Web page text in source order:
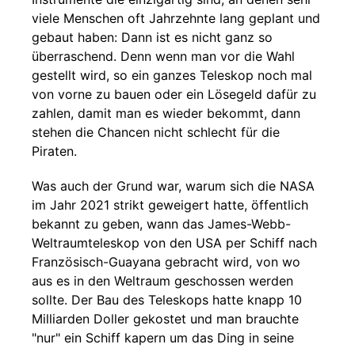
viele Menschen oft Jahrzehnte lang geplant und
gebaut haben: Dann ist es nicht ganz so
überraschend. Denn wenn man vor die Wahl
gestellt wird, so ein ganzes Teleskop noch mal
von vorne zu bauen oder ein Lösegeld dafür zu
zahlen, damit man es wieder bekommt, dann
stehen die Chancen nicht schlecht für die
Piraten.
Was auch der Grund war, warum sich die NASA
im Jahr 2021 strikt geweigert hatte, öffentlich
bekannt zu geben, wann das James-Webb-
Weltraumteleskop von den USA per Schiff nach
Französisch-Guayana gebracht wird, von wo
aus es in den Weltraum geschossen werden
sollte. Der Bau des Teleskops hatte knapp 10
Milliarden Doller gekostet und man brauchte
"nur" ein Schiff kapern um das Ding in seine